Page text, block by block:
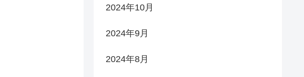
2024年10月
2024年9月
2024年8月